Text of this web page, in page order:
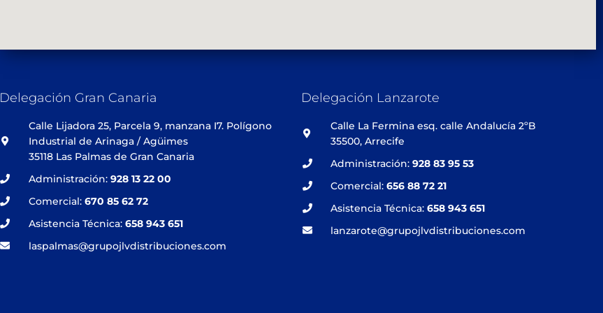
Delegación Gran Canaria
Calle Lijadora 25, Parcela 9, manzana I7. Polígono
Industrial de Arinaga / Agüimes
35118 Las Palmas de Gran Canaria
Administración:928 13 22 00
Comercial:670 85 62 72
Asistencia Técnica:658 943 651
laspalmas@grupojlvdistribuciones.com
Delegación Lanzarote
Calle La Fermina esq. calle Andalucía 2ºB
35500, Arrecife
Administración:928 83 95 53
Comercial:656 88 72 21
Asistencia Técnica:658 943 651
lanzarote@grupojlvdistribuciones.com